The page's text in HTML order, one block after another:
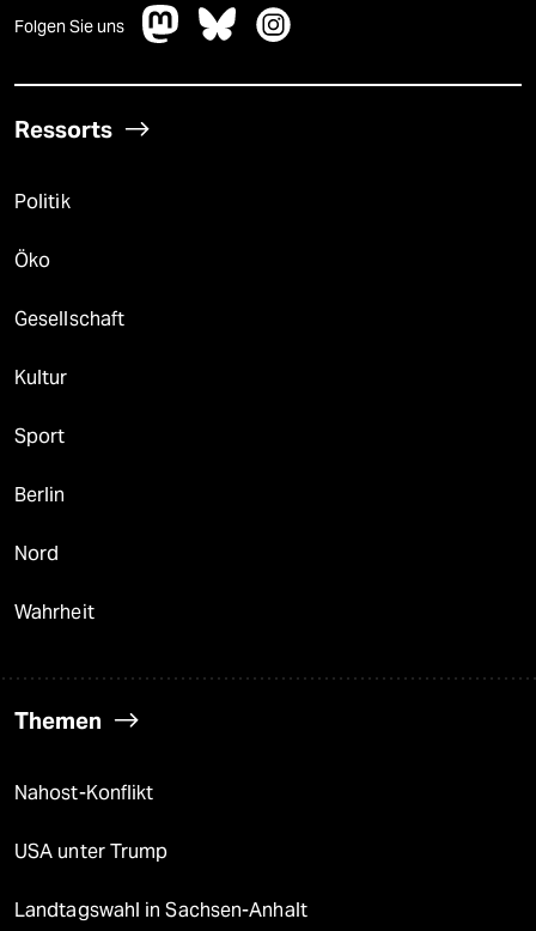
Folgen Sie uns
Ressorts
Politik
Öko
Gesellschaft
Kultur
Sport
Berlin
Nord
Wahrheit
Themen
Nahost-Konflikt
USA unter Trump
Landtagswahl in Sachsen-Anhalt